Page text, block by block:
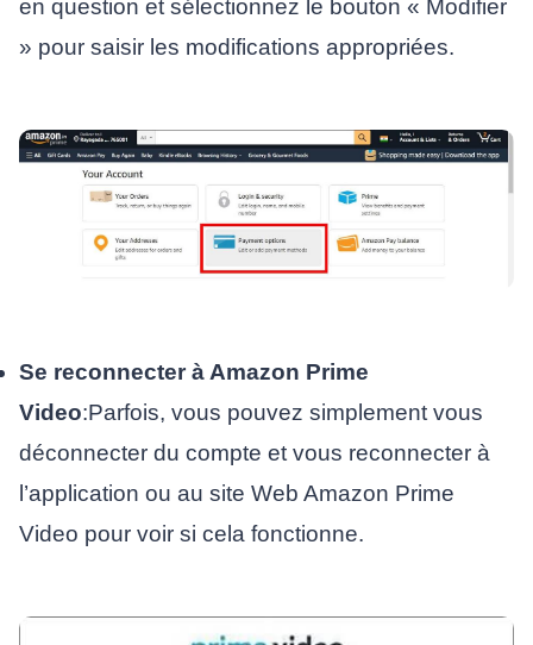
en question et sélectionnez le bouton « Modifier
» pour saisir les modifications appropriées.
Se reconnecter à Amazon Prime
Video:Parfois, vous pouvez simplement vous
déconnecter du compte et vous reconnecter à
l’application ou au site Web Amazon Prime
Video pour voir si cela fonctionne.